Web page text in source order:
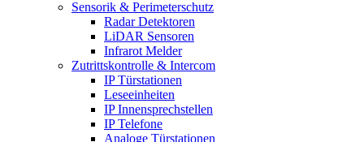
Sensorik & Perimeterschutz
Radar Detektoren
LiDAR Sensoren
Infrarot Melder
Zutrittskontrolle & Intercom
IP Türstationen
Leseeinheiten
IP Innensprechstellen
IP Telefone
Analoge Türstationen